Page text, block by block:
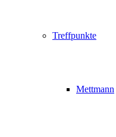
Treffpunkte
Mettmann